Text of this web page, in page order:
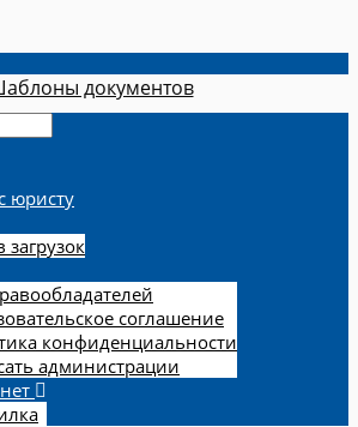
документов
юристу
загрузок
соглашение
конфиденциальности
администрации